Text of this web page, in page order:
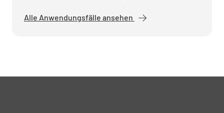
Alle Anwendungsfälle ansehen